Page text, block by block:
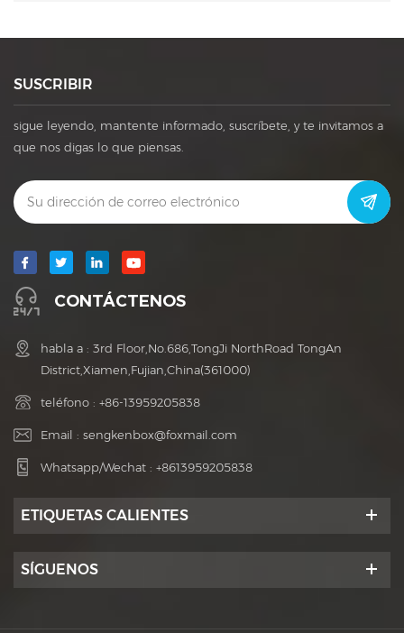
SUSCRIBIR
sigue leyendo, mantente informado, suscríbete, y te invitamos a
que nos digas lo que piensas.
CONTÁCTENOS
habla a : 3rd Floor,No.686,TongJi NorthRoad TongAn
District,Xiamen,Fujian,China(361000)
teléfono : +86-13959205838
Email : sengkenbox@foxmail.com
Whatsapp/Wechat : +8613959205838
ETIQUETAS CALIENTES
SÍGUENOS